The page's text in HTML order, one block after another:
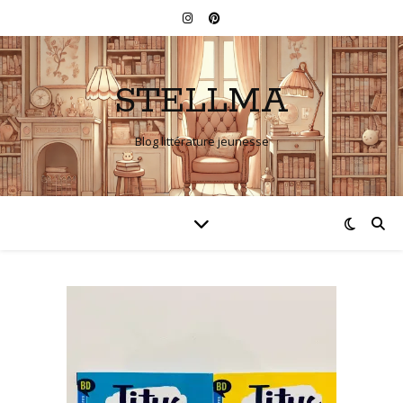
STELLMA
Blog littérature jeunesse